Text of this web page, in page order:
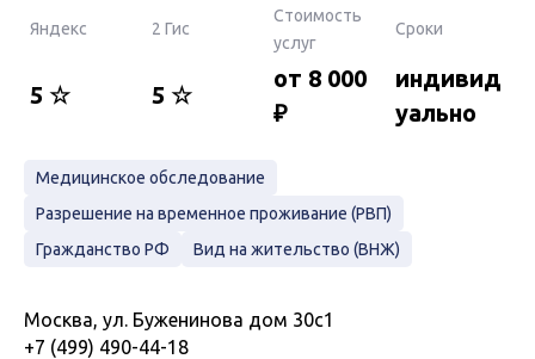
Яндекс 2 Гис
Стоимость
услуг
Сроки
5 ☆ 5 ☆
от 8 000
₽
индивид
уально
Медицинское обследование
Разрешение на временное проживание (РВП)
Гражданство РФ
Вид на жительство (ВНЖ)
Москва, ул. Буженинова дом 30с1
+7 (499) 490-44-18